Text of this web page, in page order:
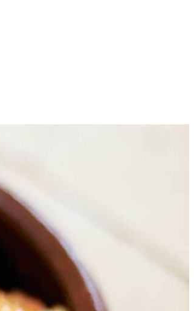
wacht tussendoor telkens tot het volledig
krijgt. Blijf als alle melk erbij zit nog 2
in stukjes. Haal de pan van het vuur, laat
op uw handen, schep een flinke el van de
vet. Als het stukje goudbruin en krokant
goudbruin zijn. De temperatuur van de olie is
en zet direct op tafel.